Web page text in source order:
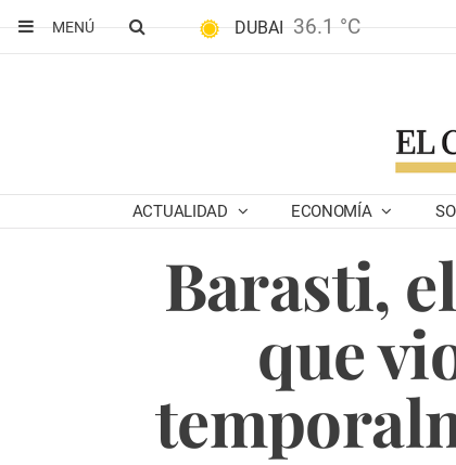
MENÚ
DUBAI 36.1 °C
ACTUALIDAD ECONOMÍA
Barasti,
que